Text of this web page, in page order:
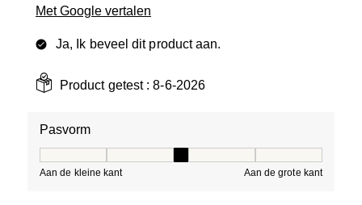
Met Google vertalen
Ja, Ik beveel dit product aan.
Product getest :8-6-2026
Pasvorm
Aan de kleine kant Aan de grote kant